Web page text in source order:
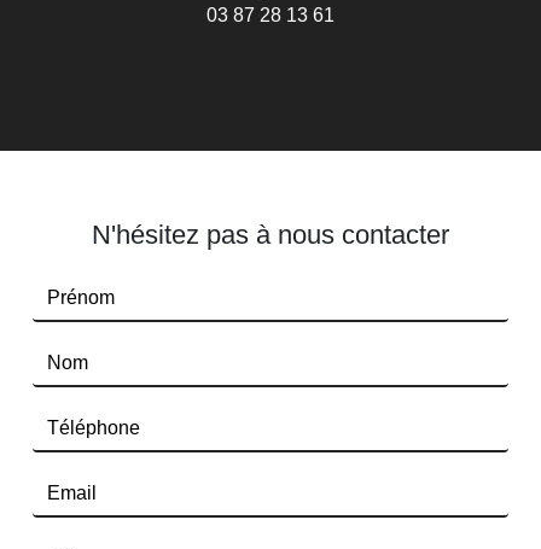
03 87 28 13 61
N'hésitez pas à nous contacter